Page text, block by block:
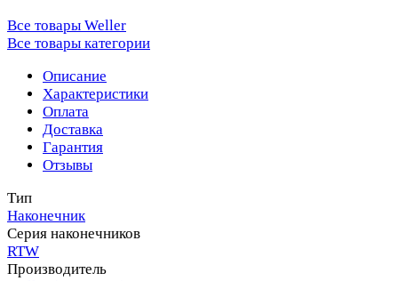
Все товары Weller
Все товары категории
Описание
Характеристики
Оплата
Доставка
Гарантия
Отзывы
Тип
Наконечник
Серия наконечников
RTW
Производитель